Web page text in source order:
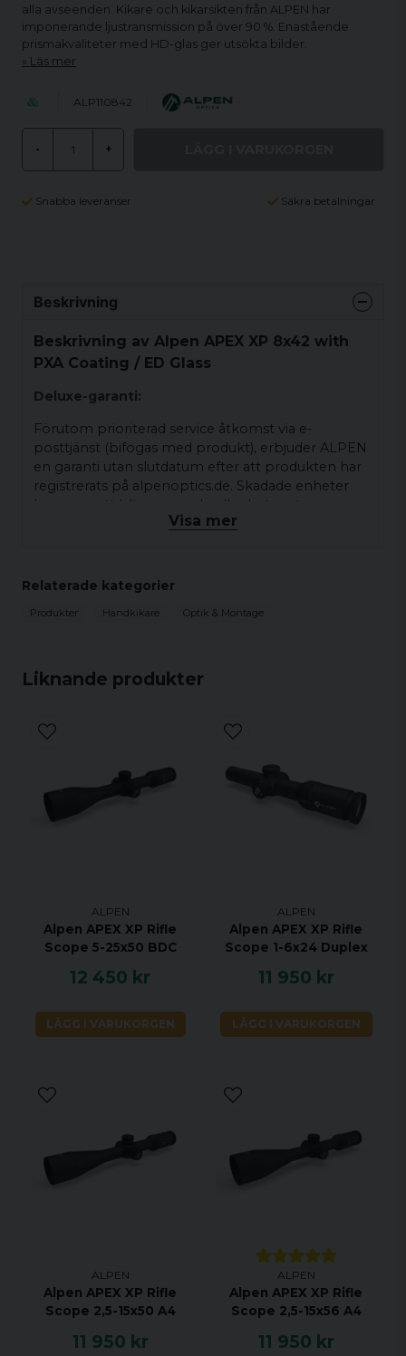
alla avseenden. Kikare och kikarsikten från ALPEN har
imponerande ljustransmission på över 90 %. Enastående
prismakvaliteter med HD-glas ger utsökta bilder.
Läs mer
ALP110842
- +
Snabba leveranser Säkra betalningar
Liknande produkter
ALPEN
Alpen APEX XP Rifle
Scope 5-25x50 BDC
12 450 kr
LÄGG I VARUKORGEN
ALPEN
Alpen APEX XP Rifle
Scope 1-6x24 Duplex
11 950 kr
LÄGG I VARUKORGEN
ALPEN
Alpen APEX XP Rifle
Scope 2,5-15x50 A4
11 950 kr
ALPEN
Alpen APEX XP Rifle
Scope 2,5-15x56 A4
11 950 kr
Beskrivning
Beskrivning av Alpen APEX XP 8x42 with
PXA Coating / ED Glass
Deluxe-garanti:
Förutom prioriterad service åtkomst via e-
posttjänst (bifogas med produkt), erbjuder ALPEN
en garanti utan slutdatum efter att produkten har
registrerats på alpenoptics.de. Skadade enheter
kommer att bli reparerade eller bytas ut
Tack vare fluorescerande förstoringsnummer, är
zoomnivån lätt att känna igen även i skymningen
premium multifunktionell nylonväska. Tack vare
kvalitetsförpackningen, blir uppackningen även till
ett nöje.
Både före och efter köp kan våra kunder förlita sig
Teknisk Data:
naturskådning, resor och sport, vandring
Objektiv lins diameter: 42 mm
Färg på beläggning: Grön
Ljusintensitet: 27,56
Prisma: BaK-4
Linsmaterial: ED-glas
Storlek: (L x B x H) 138 x 132 x 50
Visa mer
Relaterade kategorier
Produkter Handkikare Optik & Montage